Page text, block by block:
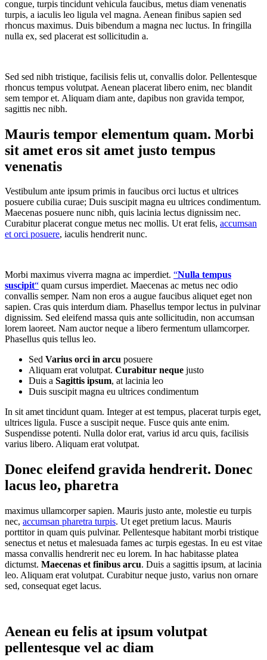
congue, turpis tincidunt vehicula faucibus, metus diam venenatis
turpis, a iaculis leo ligula vel magna. Aenean finibus sapien sed
rhoncus maximus. Duis bibendum a magna nec luctus. In fringilla
nulla ex, sed placerat est sollicitudin a.
Sed sed nibh tristique, facilisis felis ut, convallis dolor. Pellentesque
rhoncus tempus volutpat. Aenean placerat libero enim, nec blandit
sem tempor et. Aliquam diam ante, dapibus non gravida tempor,
sagittis nec nibh.
Mauris tempor elementum quam. Morbi
sit amet eros sit amet justo tempus
venenatis
Vestibulum ante ipsum primis in faucibus orci luctus et ultrices
posuere cubilia curae; Duis suscipit magna eu ultrices condimentum.
Maecenas posuere nunc nibh, quis lacinia lectus dignissim nec.
Curabitur placerat congue metus nec mollis. Ut erat felis, accumsan
et orci posuere, iaculis hendrerit nunc.
Morbi maximus viverra magna ac imperdiet. “Nulla tempus
suscipit“ quam cursus imperdiet. Maecenas ac metus nec odio
convallis semper. Nam non eros a augue faucibus aliquet eget non
sapien. Cras quis interdum diam. Phasellus tempor lectus in pulvinar
dignissim. Sed eleifend massa quis ante sollicitudin, non accumsan
lorem laoreet. Nam auctor neque a libero fermentum ullamcorper.
Phasellus quis tellus leo.
Sed Varius orci in arcu posuere
Aliquam erat volutpat. Curabitur neque justo
Duis a Sagittis ipsum, at lacinia leo
Duis suscipit magna eu ultrices condimentum
In sit amet tincidunt quam. Integer at est tempus, placerat turpis eget,
ultrices ligula. Fusce a suscipit neque. Fusce quis ante enim.
Suspendisse potenti. Nulla dolor erat, varius id arcu quis, facilisis
varius libero. Aliquam erat volutpat.
Donec eleifend gravida hendrerit. Donec
lacus leo, pharetra
maximus ullamcorper sapien. Mauris justo ante, molestie eu turpis
nec, accumsan pharetra turpis. Ut eget pretium lacus. Mauris
porttitor in quam quis pulvinar. Pellentesque habitant morbi tristique
senectus et netus et malesuada fames ac turpis egestas. In eu est vitae
massa convallis hendrerit nec eu lorem. In hac habitasse platea
dictumst. Maecenas et finibus arcu. Duis a sagittis ipsum, at lacinia
leo. Aliquam erat volutpat. Curabitur neque justo, varius non ornare
sed, consequat eget lacus.
Aenean eu felis at ipsum volutpat
pellentesque vel ac diam